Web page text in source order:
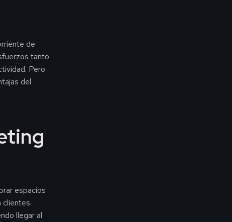
de
tanto
Pero
del
espacios
clientes
llegar al